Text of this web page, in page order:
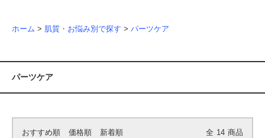
ホーム > 肌質・お悩み別で探す > パーツケア
パーツケア
おすすめ順 価格順 新着順 全 14 商品